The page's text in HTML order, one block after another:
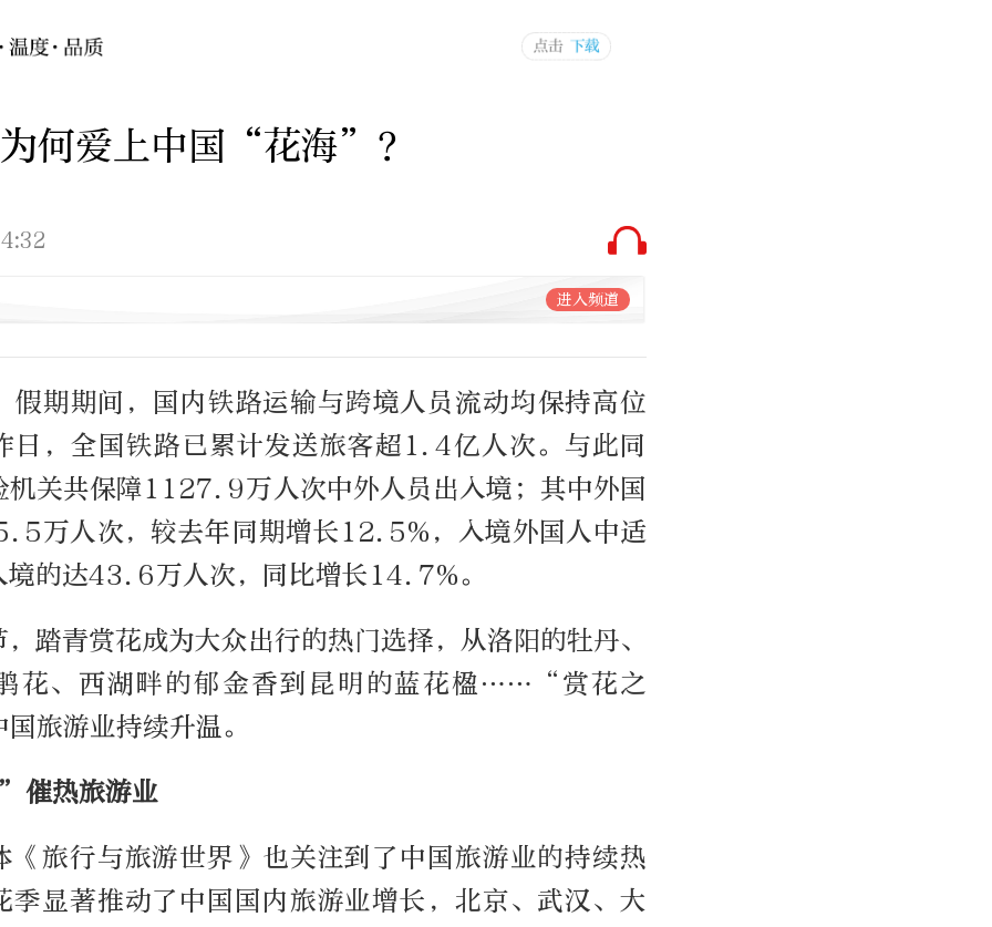
何爱上中国“花海”？
进入频道
期期间，国内铁路运输与跨境人员流动均保持高位
日，全国铁路已累计发送旅客超1.4亿人次。与此同
机关共保障1127.9万人次中外人员出入境；其中外国
万人次，较去年同期增长12.5%，入境外国人中适
境的达43.6万人次，同比增长14.7%。
踏青赏花成为大众出行的热门选择，从洛阳的牡丹、
花、西湖畔的郁金香到昆明的蓝花楹……“赏花之
旅游业持续升温。
催热旅游业
《旅行与旅游世界》也关注到了中国旅游业的持续热
季显著推动了中国国内旅游业增长，北京、武汉、大